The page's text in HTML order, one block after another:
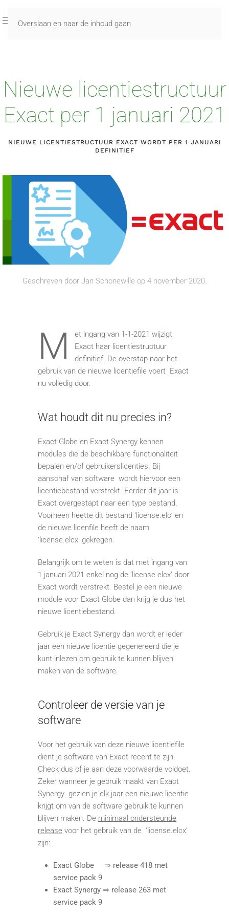
Overslaan en naar de inhoud gaan
Nieuwe licentiestructuur
Exact per 1 januari 2021
NIEUWE LICENTIESTRUCTUUR EXACT WORDT PER 1 JANUARI
DEFINITIEF
Geschreven door Jan Schonewille op 4 november 2020.
M
et ingang van 1-1-2021 wijzigt
Exact haar licentiestructuur
definitief. De overstap naar het
gebruik van de nieuwe licentiefile voert Exact
nu volledig door.
Wat houdt dit nu precies in?
Exact Globe en Exact Synergy kennen
modules die de beschikbare functionaliteit
bepalen en/of gebruikerslicenties. Bij
aanschaf van software wordt hiervoor een
licentiebestand verstrekt. Eerder dit jaar is
Exact overgestapt naar een type bestand.
Voorheen heette dit bestand ‘license.elc’ en
de nieuwe licenfile heeft de naam
‘license.elcx’ gekregen.
Belangrijk om te weten is dat met ingang van
1 januari 2021 enkel nog de ‘license.elcx’ door
Exact wordt verstrekt. Bestel je een nieuwe
module voor Exact Globe dan krijg je dus het
nieuwe licentiebestand.
Gebruik je Exact Synergy dan wordt er ieder
jaar een nieuwe licentie gegenereerd die je
kunt inlezen om gebruik te kunnen blijven
maken van de software.
Controleer de versie van je
software
Voor het gebruik van deze nieuwe licentiefile
dient je software van Exact recent te zijn.
Check dus of je aan deze voorwaarde voldoet.
Zeker wanneer je gebruik maakt van Exact
Synergy gezien je elk jaar een nieuwe licentie
krijgt om van de software gebruik te kunnen
blijven maken. De minimaal ondersteunde
release voor het gebruik van de ‘license.elcx’
zijn:
Exact Globe ⇒ release 418 met
service pack 9
Exact Synergy ⇒ release 263 met
service pack 9